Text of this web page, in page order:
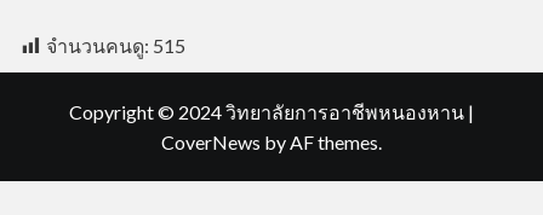
จำนวนคนดู: 515
Copyright © 2024 วิทยาลัยการอาชีพหนองหาน |
CoverNews by AF themes.